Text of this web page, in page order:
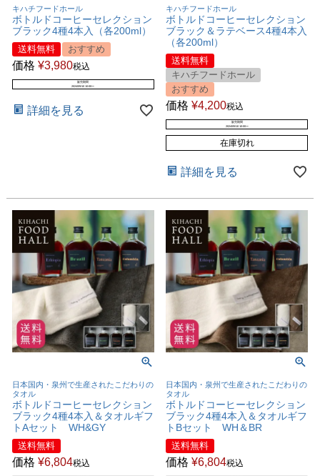
キハチフードホール
ボトルドコーヒーセレクション
ブラック4種4本入（各200ml）
送料無料 おすすめ
価格 ¥3,980税込
販売期間
2024/05/10 10:00〜
詳細を見る
キハチフードホール
ボトルドコーヒーセレクション
ブラック＆ラテベース4種4本入
（各200ml）
送料無料
キハチフードホール
おすすめ
価格 ¥4,200税込
販売期間
2024/05/10 10:00〜
在庫切れ
詳細を見る
日本国内・泉州で生産されたこだわりの
タオル
ボトルドコーヒーセレクション
ブラック4種4本入＆タオルギフ
トAセット WH&GY
送料無料
価格 ¥6,804税込
日本国内・泉州で生産されたこだわりの
タオル
ボトルドコーヒーセレクション
ブラック4種4本入＆タオルギフ
トBセット WH＆BR
送料無料
価格 ¥6,804税込